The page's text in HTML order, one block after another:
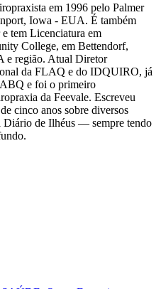
em 1996 pelo Palmer
Iowa - EUA. É também
tem Licenciatura em
College, em Bettendorf,
e região. Atual Diretor
da FLAQ e do IDQUIRO, já
ABQ e foi o primeiro
da Feevale. Escreveu
cinco anos sobre diversos
Diário de Ilhéus — sempre tendo